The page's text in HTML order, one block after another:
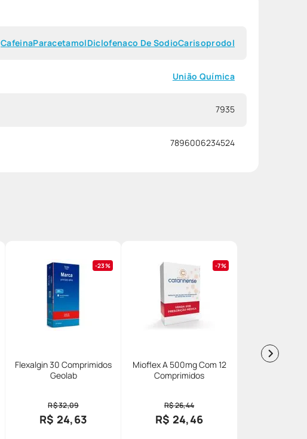
CafeinaParacetamolDiclofenaco De SodioCarisoprodol
União Química
7935
7896006234524
23%
Flexalgin 30 Comprimidos
Geolab
R$ 32,09
R$ 24,63
7%
Mioflex A 500mg Com 12
Comprimidos
R$ 26,44
R$ 24,46